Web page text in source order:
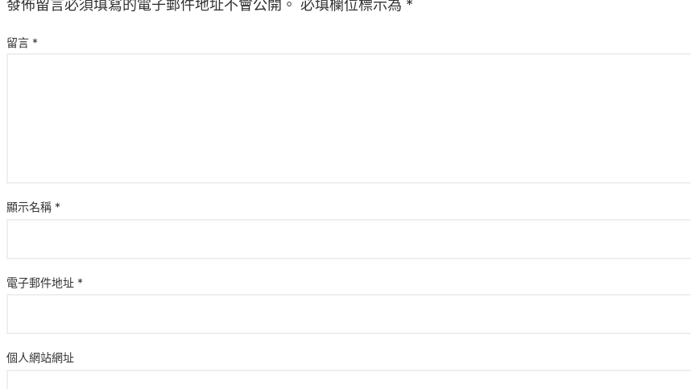
發佈留言必須填寫的電子郵件地址不會公開。 必填欄位標示為 *
留言 *
顯示名稱 *
電子郵件地址 *
個人網站網址